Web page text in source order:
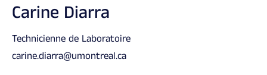
Carine Diarra
Technicienne de Laboratoire
carine.diarra@umontreal.ca